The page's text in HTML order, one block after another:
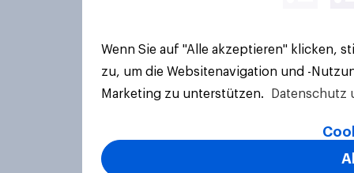
Wenn Sie auf "Alle akzeptieren" klicken,
zu, um die Websitenavigation und -
Marketing zu unterstützen.
Datenschutz